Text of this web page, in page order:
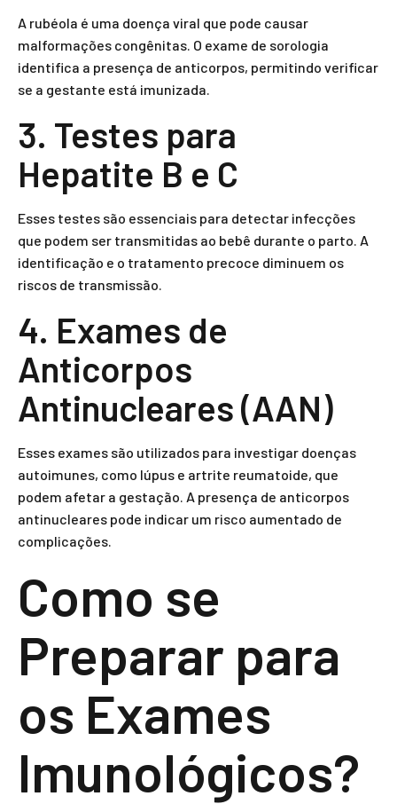
A rubéola é uma doença viral que pode causar
malformações congênitas. O exame de sorologia
identifica a presença de anticorpos, permitindo verificar
se a gestante está imunizada.
3. Testes para
Hepatite B e C
Esses testes são essenciais para detectar infecções
que podem ser transmitidas ao bebê durante o parto. A
identificação e o tratamento precoce diminuem os
riscos de transmissão.
4. Exames de
Anticorpos
Antinucleares (AAN)
Esses exames são utilizados para investigar doenças
autoimunes, como lúpus e artrite reumatoide, que
podem afetar a gestação. A presença de anticorpos
antinucleares pode indicar um risco aumentado de
complicações.
Como se
Preparar para
os Exames
Imunológicos?